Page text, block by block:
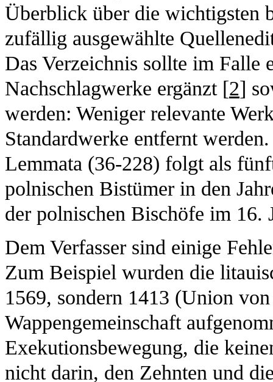
Überblick über die wichtigsten
zufällig ausgewählte
Das Verzeichnis sollte im Falle
Nachschlagwerke ergänzt [2]
werden: Weniger relevante
Standardwerke entfernt
Lemmata (36-228) folgt als
polnischen Bistümer in den
der polnischen Bischöfe im 16.
Dem Verfasser sind einige
Zum Beispiel wurden die
1569, sondern 1413 (Union
Wappengemeinschaft
Exekutionsbewegung, die
nicht darin, den Zehnten und